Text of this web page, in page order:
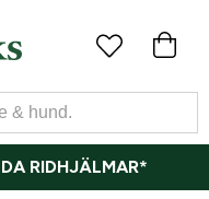
RIDHJÄLMAR*